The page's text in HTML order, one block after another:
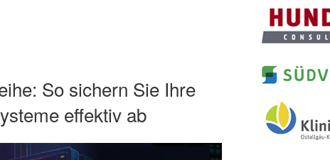
So sichern Sie Ihre
effektiv ab